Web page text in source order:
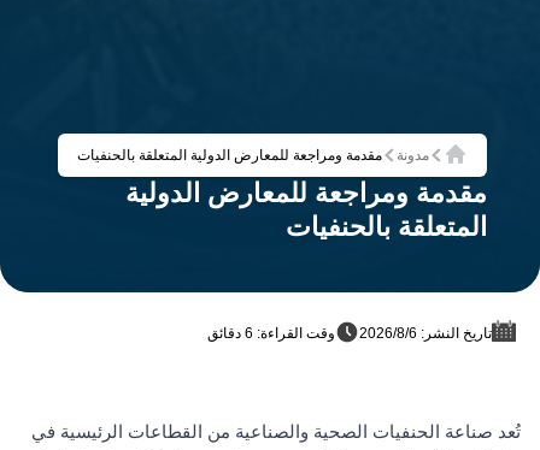
الرئيسية
مدونة مقدمة ومراجعة للمعارض الدولية المتعلقة بالحنفيات
مقدمة ومراجعة للمعارض الدولية
المتعلقة بالحنفيات
تاريخ النشر: 6‏/8‏/2026 وقت القراءة: 6 دقائق
تُعد صناعة الحنفيات الصحية والصناعية من القطاعات الرئيسية في